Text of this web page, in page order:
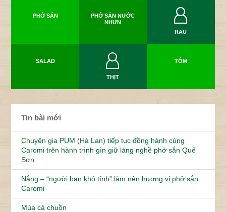
PHỞ SẮN
PHỞ SẮN NƯỚC
NHƯN
RAU
SALAD
THỊT
TÔM
Tin bài mới
Chuyên gia PUM (Hà Lan) tiếp tục đồng hành cùng
Caromi trên hành trình gìn giữ làng nghề phở sắn Quế
Sơn
Nắng – “người bạn khó tính” làm nên hương vị phở sắn
Caromi
Mùa cá chuồn